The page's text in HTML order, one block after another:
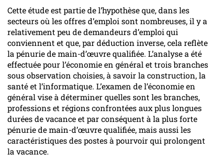
Cette étude est partie de l’hypothèse que, dans les
secteurs où les offres d’emploi sont nombreuses, il y a
relativement peu de demandeurs d’emploi qui
conviennent et que, par déduction inverse, cela reflète
la pénurie de main-d’œuvre qualifiée. L’analyse a été
effectuée pour l’économie en général et trois branches
sous observation choisies, à savoir la construction, la
santé et l’informatique. L’examen de l’économie en
général vise à déterminer quelles sont les branches,
professions et régions confrontées aux plus longues
durées de vacance et par conséquent à la plus forte
pénurie de main-d’œuvre qualifiée, mais aussi les
caractéristiques des postes à pourvoir qui prolongent
la vacance.